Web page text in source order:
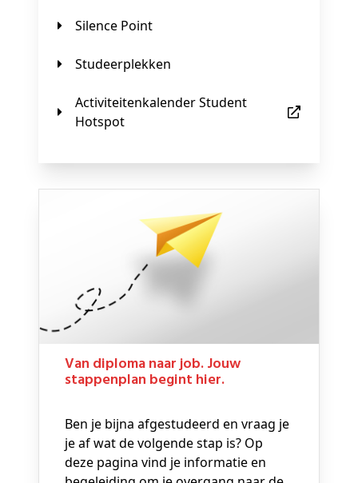
Silence Point
Studeerplekken
Activiteitenkalender Student
Hotspot
Van diploma naar job. Jouw
stappenplan begint hier.
Ben je bijna afgestudeerd en vraag je
je af wat de volgende stap is? Op
deze pagina vind je informatie en